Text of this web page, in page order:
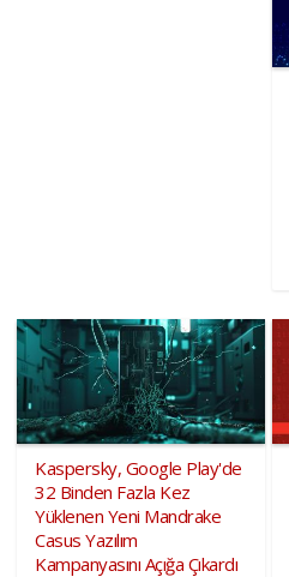
Kaspersky, Google Play'de
32 Binden Fazla Kez
Yüklenen Yeni Mandrake
Casus Yazılım
Kampanyasını Açığa Çıkardı